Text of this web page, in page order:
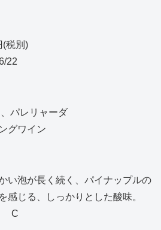
税別)
22
パレリャーダ
グワイン
い泡が長く続く、パイナップルの
感じる、しっかりとした酸味。
C